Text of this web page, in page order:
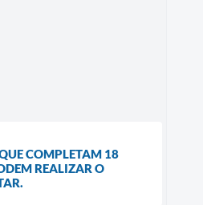
COMPLETAM 18
REALIZAR O